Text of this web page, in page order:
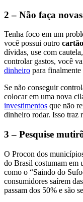
2 – Não faça
Tenha foco em um
você possui outro
dívidas, use com
controlar gastos, você
dinheiro para finalmente
Se não conseguir
colocar em uma nova
investimentos que não
dinheiro rodar. Isso traz
3 – Pesquise
O Procon dos
do Brasil costumam em
como o “Saindo do
consumidores saírem
passam dos 50% e são